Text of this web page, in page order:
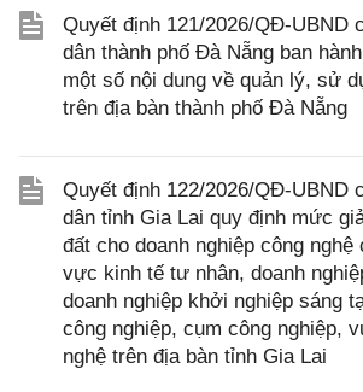
Quyết định 121/2026/QĐ-UBND
dân thành phố Đà Nẵng ban
một số nội dung về quản lý, sử
trên địa bàn thành phố Đà Nẵng
Quyết định 122/2026/QĐ-UBND
dân tỉnh Gia Lai quy định mức
đất cho doanh nghiệp công nghệ
vực kinh tế tư nhân, doanh
doanh nghiệp khởi nghiệp sáng
công nghiệp, cụm công nghiệp,
nghệ trên địa bàn tỉnh Gia Lai